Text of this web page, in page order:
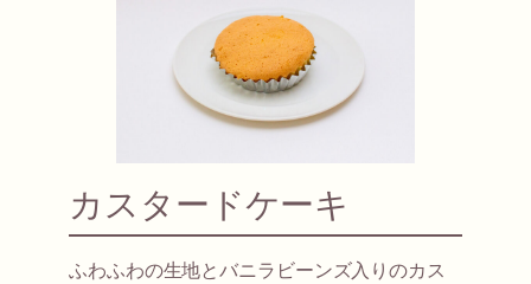
カスタードケーキ
ふわふわの生地とバニラビーンズ入りのカス